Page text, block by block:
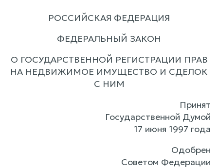
РОССИЙСКАЯ ФЕДЕРАЦИЯ
ФЕДЕРАЛЬНЫЙ ЗАКОН
О ГОСУДАРСТВЕННОЙ РЕГИСТРАЦИИ ПРАВ
НА НЕДВИЖИМОЕ ИМУЩЕСТВО И СДЕЛОК
С НИМ
Принят
Государственной Думой
17 июня 1997 года
Одобрен
Советом Федерации